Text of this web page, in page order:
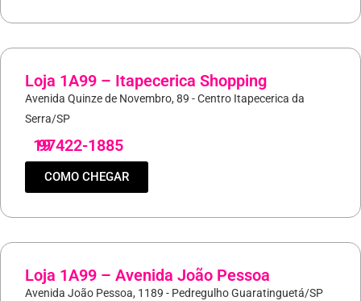
Loja 1A99 – Itapecerica Shopping
Avenida Quinze de Novembro, 89 - Centro Itapecerica da
Serra/SP
19
97422-1885
COMO CHEGAR
Loja 1A99 – Avenida João Pessoa
Avenida João Pessoa, 1189 - Pedregulho Guaratinguetá/SP